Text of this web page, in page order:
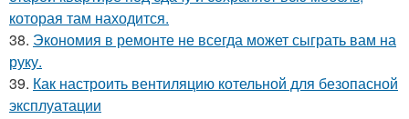
которая там находится.
38. Экономия в ремонте не всегда может сыграть вам на
руку.
39. Как настроить вентиляцию котельной для безопасной
эксплуатации